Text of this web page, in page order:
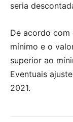
seria
De acordo com
mínimo e o
superior ao
Eventuais
2021.